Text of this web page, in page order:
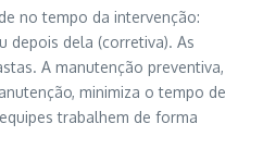
no tempo da intervenção:
depois dela (corretiva). As
A manutenção preventiva,
minimiza o tempo de
trabalhem de forma